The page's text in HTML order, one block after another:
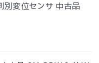
別変位センサ 中古品